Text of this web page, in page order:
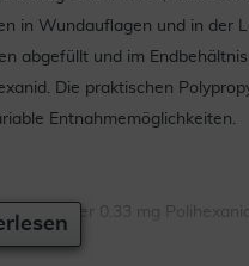
in Wundauflagen und in der
abgefüllt und im
Die praktischen
Entnahmemöglichkeiten.
2-Wasser 0.33 mg